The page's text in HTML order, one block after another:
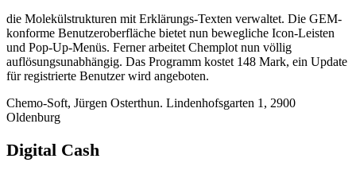
die Molekülstrukturen mit Erklärungs-Texten verwaltet. Die GEM-
konforme Benutzeroberfläche bietet nun bewegliche Icon-Leisten
und Pop-Up-Menüs. Ferner arbeitet Chemplot nun völlig
auflösungsunabhängig. Das Programm kostet 148 Mark, ein Update
für registrierte Benutzer wird angeboten.
Chemo-Soft, Jürgen Osterthun. Lindenhofsgarten 1, 2900
Oldenburg
Digital Cash